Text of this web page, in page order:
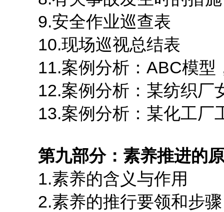
9.安全作业巡查表
10.现场巡视总结表
11.案例分析：ABC模型
12.案例分析：某纺织厂
13.案例分析：某化工厂
第九部分：素养推进的
1.素养的含义与作用
2.素养的推行要领和步骤